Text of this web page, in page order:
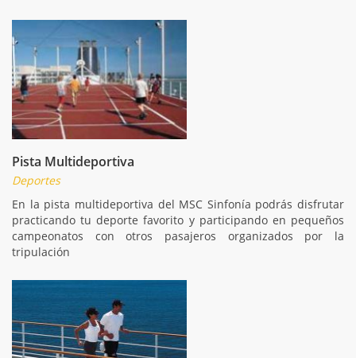
Pista Multideportiva
Deportes
En la pista multideportiva del MSC Sinfonía podrás disfrutar
practicando tu deporte favorito y participando en pequeños
campeonatos con otros pasajeros organizados por la
tripulación